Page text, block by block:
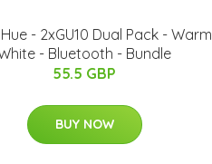
- 2xGU10 Dual Pack - Warm
- Bluetooth - Bundle
55.5 GBP
BUY NOW